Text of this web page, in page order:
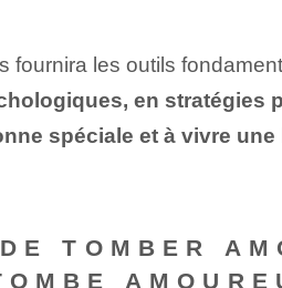
les outils
en stratégies
spéciale et à vivre
TOMBER